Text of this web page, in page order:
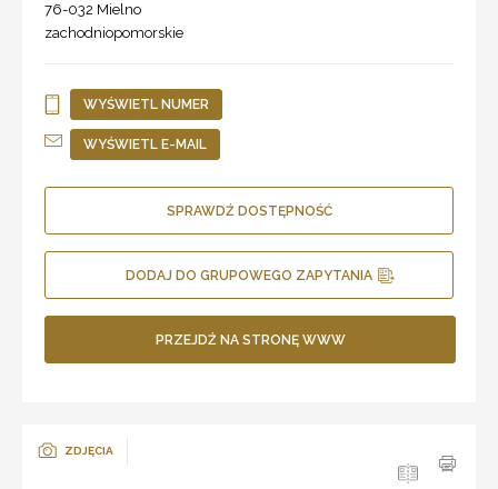
76-032 Mielno
zachodniopomorskie
WYŚWIETL NUMER
WYŚWIETL E-MAIL
SPRAWDŹ DOSTĘPNOŚĆ
DODAJ DO GRUPOWEGO ZAPYTANIA
PRZEJDŹ NA STRONĘ WWW
ZDJĘCIA